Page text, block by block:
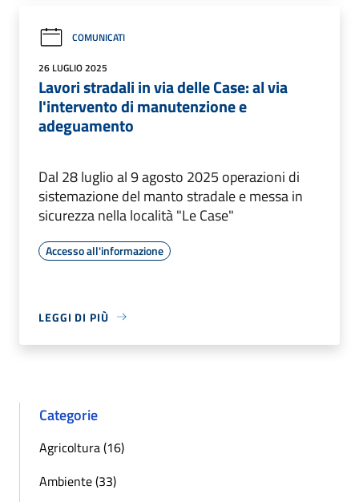
COMUNICATI
26 LUGLIO 2025
Lavori stradali in via delle Case: al via
l'intervento di manutenzione e
adeguamento
Dal 28 luglio al 9 agosto 2025 operazioni di
sistemazione del manto stradale e messa in
sicurezza nella località "Le Case"
Accesso all'informazione
LEGGI DI PIÙ
Categorie
Agricoltura (16)
Ambiente (33)